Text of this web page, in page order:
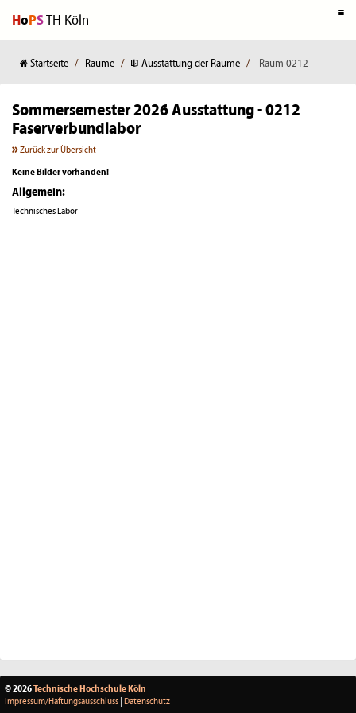
HoPSTH Köln
Startseite Räume Ausstattung der Räume Raum 0212
Sommersemester 2026Ausstattung - 0212
Faserverbundlabor
Zurück zur Übersicht
Keine Bilder vorhanden!
Allgemein:
Technisches Labor
Impressum/Haftungsausschluss Datenschutz
© 2026Technische Hochschule Köln